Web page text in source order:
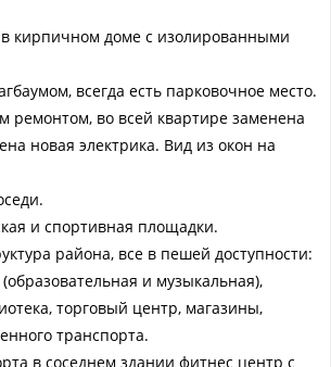
кирпичном доме с изолированными
всегда есть парковочное место.
ремонтом, во всей квартире заменена
новая электрика. Вид из окон на
и спортивная площадки.
района, все в пешей доступности:
и музыкальная),
торговый центр, магазины,
транспорта.
в соседнем здании фитнес центр с